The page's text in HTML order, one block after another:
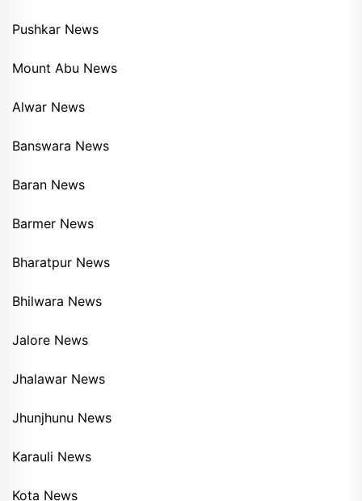
Pushkar News
Mount Abu News
Alwar News
Banswara News
Baran News
Barmer News
Bharatpur News
Bhilwara News
Jalore News
Jhalawar News
Jhunjhunu News
Karauli News
Kota News